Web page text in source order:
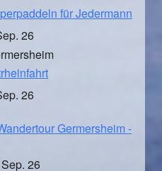
für Jedermann
26
26
Germersheim -
26